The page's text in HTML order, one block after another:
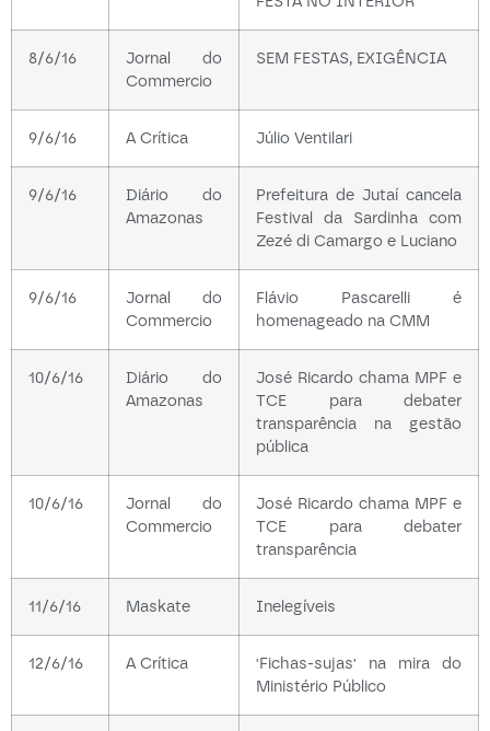
8/6/16
Jornal do
Commercio
SEM FESTAS, EXIGÊNCIA
9/6/16 A Crítica Júlio Ventilari
9/6/16
Diário do
Amazonas
Prefeitura de Jutaí cancela
Festival da Sardinha com
Zezé di Camargo e Luciano
9/6/16
Jornal do
Commercio
Flávio Pascarelli é
homenageado na CMM
10/6/16
Diário do
Amazonas
José Ricardo chama MPF e
TCE para debater
transparência na gestão
pública
10/6/16
Jornal do
Commercio
José Ricardo chama MPF e
TCE para debater
transparência
11/6/16 Maskate Inelegíveis
12/6/16 A Crítica
'Fichas-sujas' na mira do
Ministério Público